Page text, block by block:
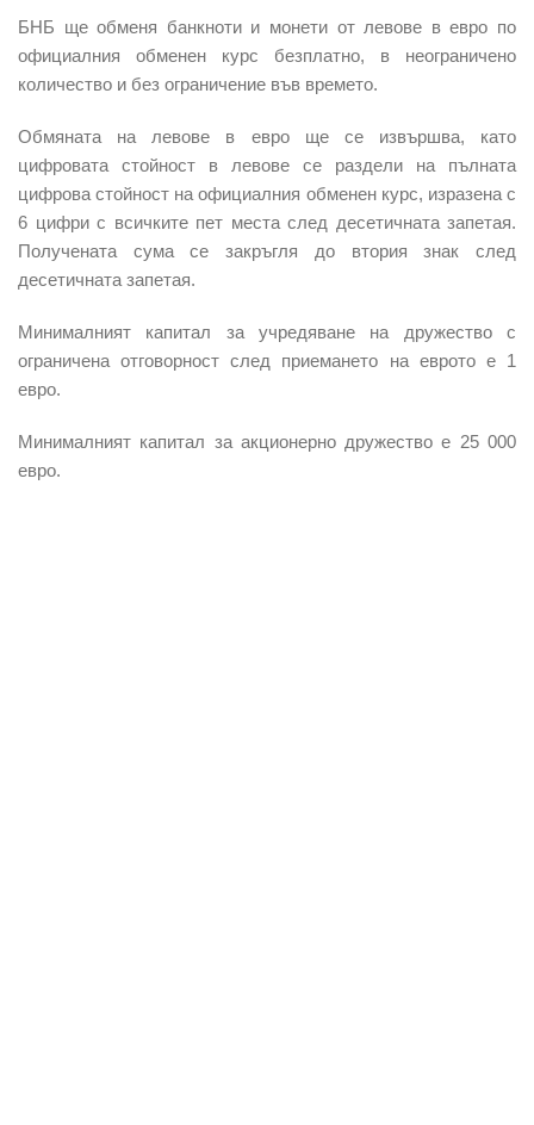
БНБ ще обменя банкноти и монети от левове в евро по
официалния обменен курс безплатно, в неограничено
количество и без ограничение във времето.
Обмяната на левове в евро ще се извършва, като
цифровата стойност в левове се раздели на пълната
цифрова стойност на официалния обменен курс, изразена с
6 цифри с всичките пет места след десетичната запетая.
Получената сума се закръгля до втория знак след
десетичната запетая.
Минималният капитал за учредяване на дружество с
ограничена отговорност след приемането на еврото е 1
евро.
Минималният капитал за акционерно дружество е 25 000
евро.